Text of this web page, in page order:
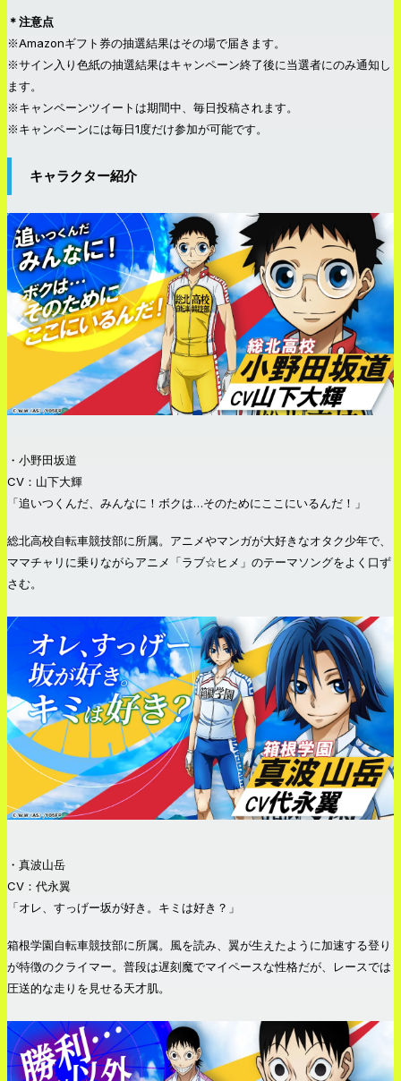
＊注意点
※Amazonギフト券の抽選結果はその場で届きます。
※サイン入り色紙の抽選結果はキャンペーン終了後に当選者にのみ通知し
ます。
※キャンペーンツイートは期間中、毎日投稿されます。
※キャンペーンには毎日1度だけ参加が可能です。
キャラクター紹介
・小野田坂道
CV：山下大輝
「追いつくんだ、みんなに！ボクは…そのためにここにいるんだ！」
総北高校自転車競技部に所属。アニメやマンガが大好きなオタク少年で、
ママチャリに乗りながらアニメ「ラブ☆ヒメ」のテーマソングをよく口ず
さむ。
・真波山岳
CV：代永翼
「オレ、すっげー坂が好き。キミは好き？」
箱根学園自転車競技部に所属。風を読み、翼が生えたように加速する登り
が特徴のクライマー。普段は遅刻魔でマイペースな性格だが、レースでは
圧送的な走りを見せる天才肌。